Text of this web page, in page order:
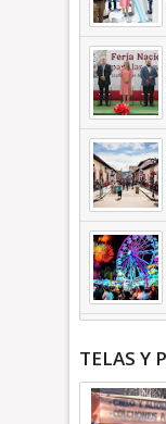
TELAS Y